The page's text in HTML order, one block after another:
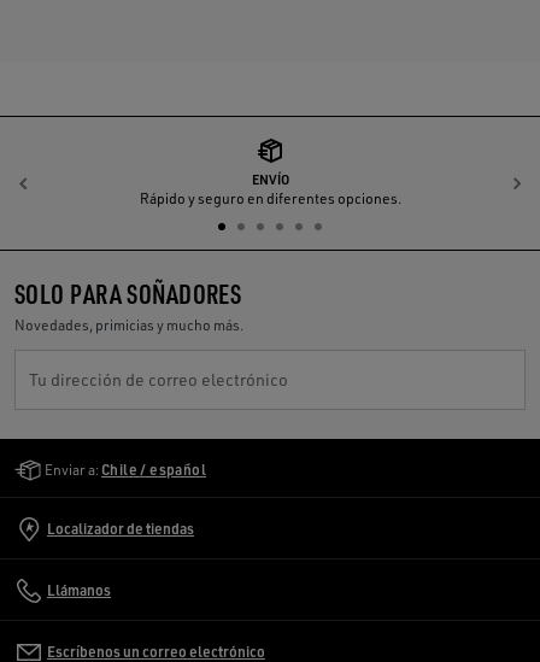
ENVÍO
Rápido y seguro en diferentes opciones.
Anterior
SOLO PARA SOÑADORES
Novedades, primicias y mucho más.
Tu dirección de correo electrónico
Enviar a: Chile / español
Localizador de tiendas
Llámanos
Escríbenos un correo electrónico